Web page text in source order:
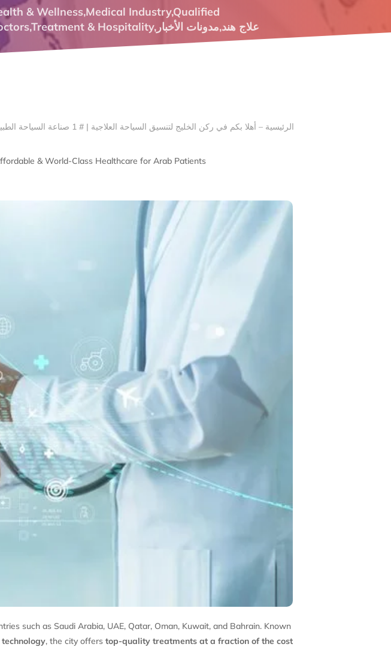
& Wellness,Medical Industry,Qualified
,Treatment & Hospitality, علاج هند,مدونات الأخبار
& World-Class Healthcare for Arab Patients
such as Saudi Arabia, UAE, Qatar, Oman, Kuwait, and Bahrain. Known
, the city offerstop-quality treatments at a fraction of the cost